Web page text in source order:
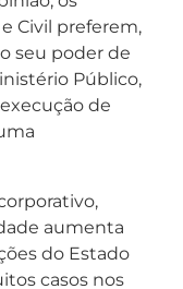
Civil preferem,
seu poder de
Público,
de
aumenta
do Estado
casos nos